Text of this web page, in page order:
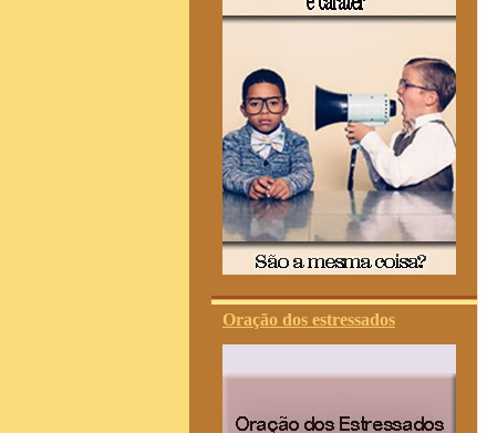
Oração dos estressados